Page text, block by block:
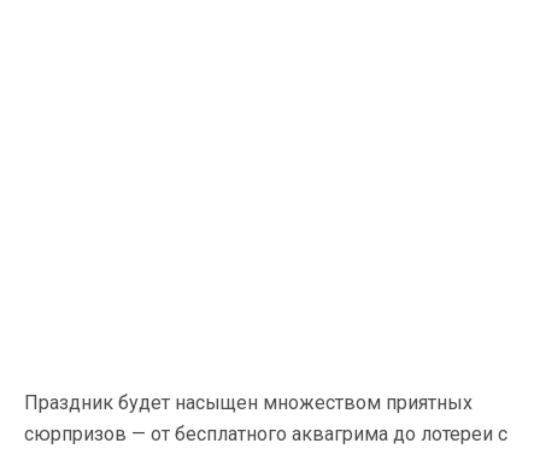
Праздник будет насыщен множеством приятных
сюрпризов — от бесплатного аквагрима до лотереи с